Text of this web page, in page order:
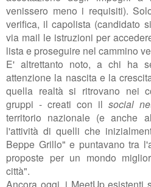
venissero meno i requisiti).
verifica, il capolista (candidato
via mail le istruzioni per
lista e proseguire nel cammino
E' altrettanto noto, a chi ha
attenzione la nascita e la
quella realtà si ritrovano nei
gruppi - creati con il social
territorio nazionale (e anche
l'attività di quelli che
Beppe Grillo" e puntavano tra
proposte per un mondo
città".
Ancora oggi, i MeetUp esistenti